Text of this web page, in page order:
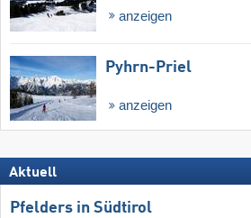
anzeigen
Pyhrn-Priel
anzeigen
Aktuell
Pfelders in Südtirol